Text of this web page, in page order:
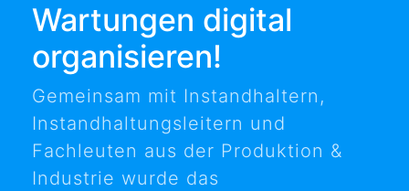
Wartungen digital
organisieren!
Gemeinsam mit Instandhaltern,
Instandhaltungsleitern und
Fachleuten aus der Produktion &
Industrie wurde das